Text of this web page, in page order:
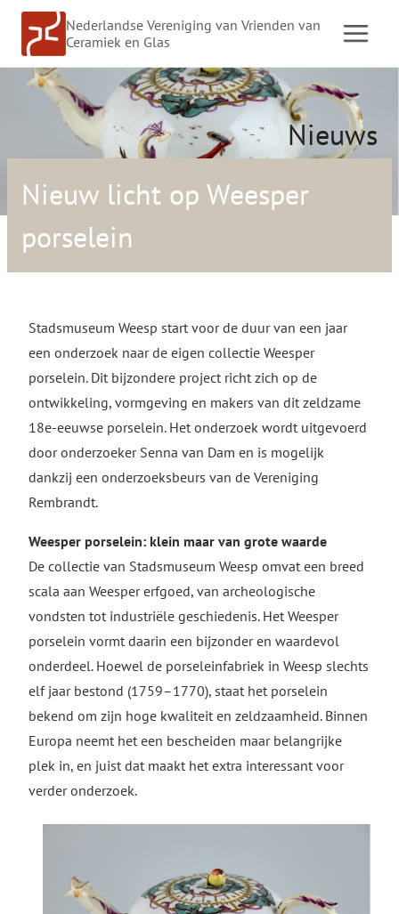
Doorgaan
inhoud
Nederlandse Vereniging van Vrienden van
Ceramiek en Glas
Nieuws
Nieuw licht op Weesper
porselein
Stadsmuseum Weesp start voor de duur van een jaar
een onderzoek naar de eigen collectie Weesper
porselein. Dit bijzondere project richt zich op de
ontwikkeling, vormgeving en makers van dit zeldzame
18e-eeuwse porselein. Het onderzoek wordt uitgevoerd
door onderzoeker Senna van Dam en is mogelijk
dankzij een onderzoeksbeurs van de Vereniging
Rembrandt.
Weesper porselein: klein maar van grote waarde
De collectie van Stadsmuseum Weesp omvat een breed
scala aan Weesper erfgoed, van archeologische
vondsten tot industriële geschiedenis. Het Weesper
porselein vormt daarin een bijzonder en waardevol
onderdeel. Hoewel de porseleinfabriek in Weesp slechts
elf jaar bestond (1759–1770), staat het porselein
bekend om zijn hoge kwaliteit en zeldzaamheid. Binnen
Europa neemt het een bescheiden maar belangrijke
plek in, en juist dat maakt het extra interessant voor
verder onderzoek.